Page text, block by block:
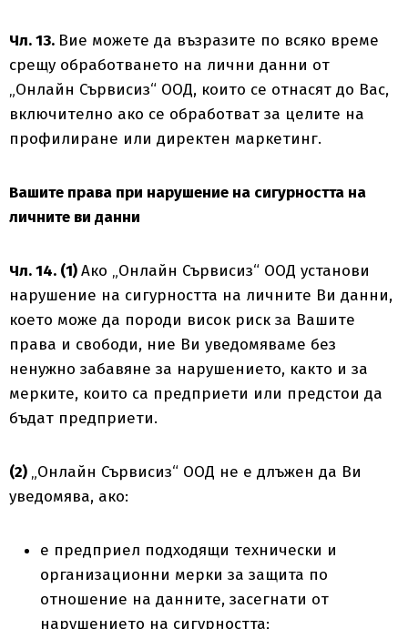
Чл. 13. Вие можете да възразите по всяко време
срещу обработването на лични данни от
„Онлайн Сървисиз“ ООД, които се отнасят до Вас,
включително ако се обработват за целите на
профилиране или директен маркетинг.
Вашите права при нарушение на сигурността на
личните ви данни
Чл. 14. (1)Ако „Онлайн Сървисиз“ ООД установи
нарушение на сигурността на личните Ви данни,
което може да породи висок риск за Вашите
права и свободи, ние Ви уведомяваме без
ненужно забавяне за нарушението, както и за
мерките, които са предприети или предстои да
бъдат предприети.
(2) „Онлайн Сървисиз“ ООД не е длъжен да Ви
уведомява, ако:
е предприел подходящи технически и
организационни мерки за защита по
отношение на данните, засегнати от
нарушението на сигурността;